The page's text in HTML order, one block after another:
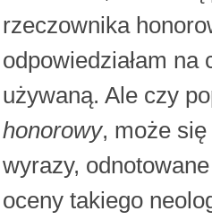
rzeczownika
odpowiedziałam na
używaną. Ale czy
honorowy, może
wyrazy,
oceny takiego